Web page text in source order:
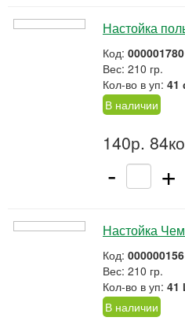
Настойка
Код: 000001780
Вес: 210 гр.
Кол-во в уп: 41
В наличии
140р.
- +
Настойка
Код: 000000156
Вес: 210 гр.
Кол-во в уп: 41
В наличии